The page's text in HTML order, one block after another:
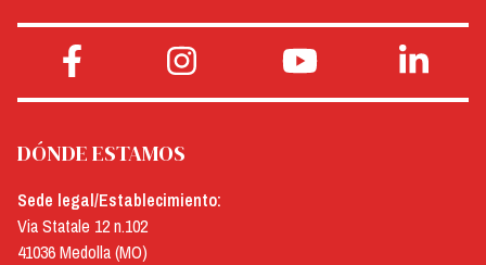
DÓNDE ESTAMOS
Sede legal/Establecimiento:
Via Statale 12 n.102
41036 Medolla (MO)